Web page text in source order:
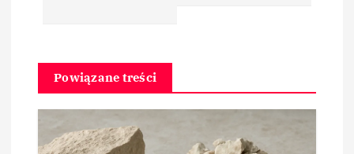
a
c
Powiązane treści